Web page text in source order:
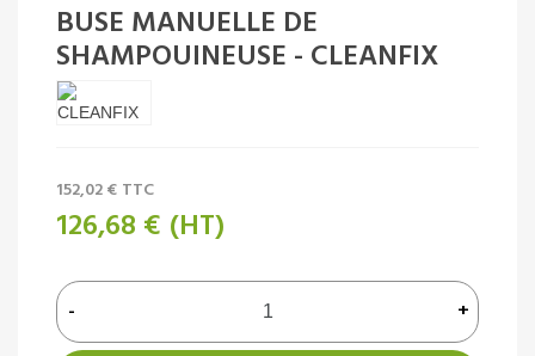
BUSE MANUELLE DE
SHAMPOUINEUSE - CLEANFIX
152,02 € TTC
126,68 € (HT)
- +